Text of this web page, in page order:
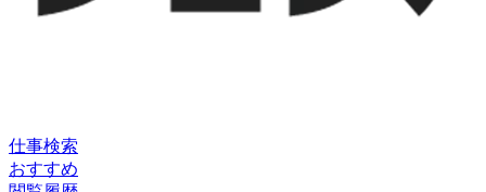
仕事検索
おすすめ